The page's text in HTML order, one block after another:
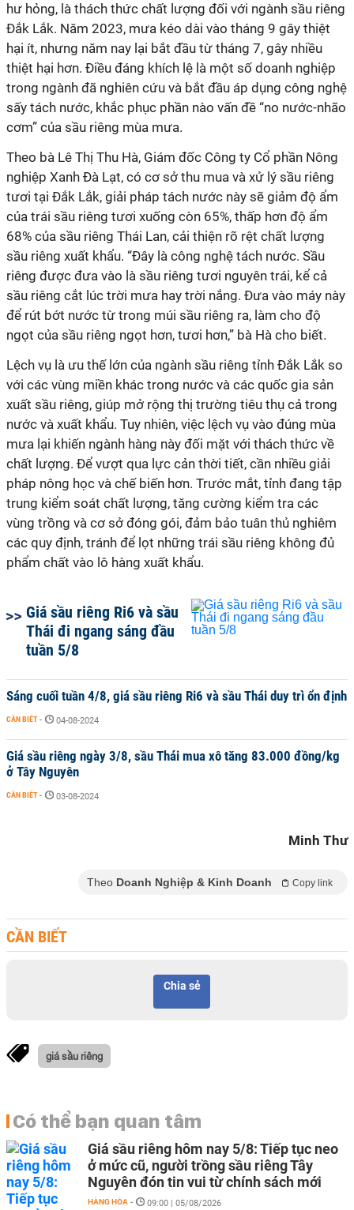
hư hỏng, là thách thức chất lượng đối với ngành sầu riêng
Đắk Lắk. Năm 2023, mưa kéo dài vào tháng 9 gây thiệt
hại ít, nhưng năm nay lại bắt đầu từ tháng 7, gây nhiều
thiệt hại hơn. Điều đáng khích lệ là một số doanh nghiệp
trong ngành đã nghiên cứu và bắt đầu áp dụng công nghệ
sấy tách nước, khắc phục phần nào vấn đề “no nước-nhão
cơm” của sầu riêng mùa mưa.
Theo bà Lê Thị Thu Hà, Giám đốc Công ty Cổ phần Nông
nghiệp Xanh Đà Lạt, có cơ sở thu mua và xử lý sầu riêng
tươi tại Đắk Lắk, giải pháp tách nước này sẽ giảm độ ẩm
của trái sầu riêng tươi xuống còn 65%, thấp hơn độ ẩm
68% của sầu riêng Thái Lan, cải thiện rõ rệt chất lượng
sầu riêng xuất khẩu. “Đây là công nghệ tách nước. Sầu
riêng được đưa vào là sầu riêng tươi nguyên trái, kể cả
sầu riêng cắt lúc trời mưa hay trời nắng. Đưa vào máy này
để rút bớt nước từ trong múi sầu riêng ra, làm cho độ
ngọt của sầu riêng ngọt hơn, tươi hơn,” bà Hà cho biết.
Lệch vụ là ưu thế lớn của ngành sầu riêng tỉnh Đắk Lắk so
với các vùng miền khác trong nước và các quốc gia sản
xuất sầu riêng, giúp mở rộng thị trường tiêu thụ cả trong
nước và xuất khẩu. Tuy nhiên, việc lệch vụ vào đúng mùa
mưa lại khiến ngành hàng này đối mặt với thách thức về
chất lượng. Để vượt qua lực cản thời tiết, cần nhiều giải
pháp nông học và chế biến hơn. Trước mắt, tỉnh đang tập
trung kiểm soát chất lượng, tăng cường kiểm tra các
vùng trồng và cơ sở đóng gói, đảm bảo tuân thủ nghiêm
các quy định, tránh để lọt những trái sầu riêng không đủ
phẩm chất vào lô hàng xuất khẩu.
Giá sầu riêng Ri6 và sầu
Thái đi ngang sáng đầu
tuần 5/8
Sáng cuối tuần 4/8, giá sầu riêng Ri6 và sầu Thái duy trì ổn định
CẦN BIẾT - 04-08-2024
Giá sầu riêng ngày 3/8, sầu Thái mua xô tăng 83.000 đồng/kg
ở Tây Nguyên
CẦN BIẾT - 03-08-2024
Minh Thư
Theo Doanh Nghiệp & Kinh Doanh Copy link
CẦN BIẾT
Chia sẻ
giá sầu riêng
Có thể bạn quan tâm
Giá sầu riêng hôm nay 5/8: Tiếp tục neo
ở mức cũ, người trồng sầu riêng Tây
Nguyên đón tin vui từ chính sách mới
HÀNG HÓA - 09:00 | 05/08/2026